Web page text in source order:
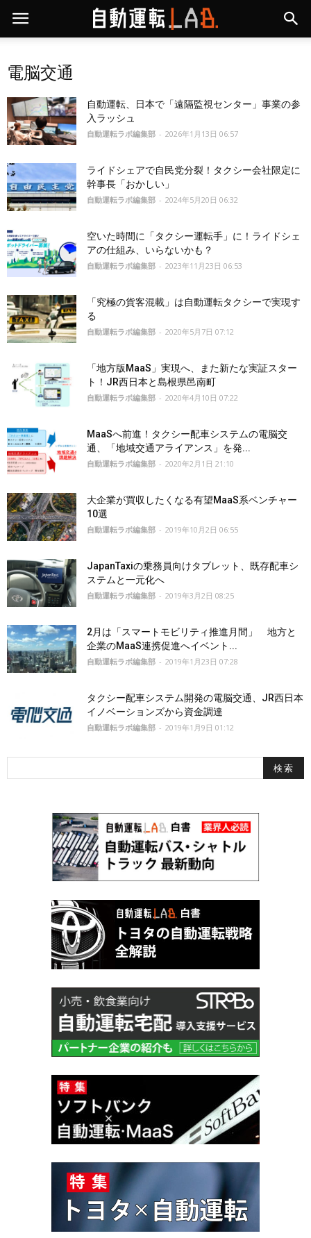
電脳交通
自動運転、日本で「遠隔監視センター」事業の参
入ラッシュ
自動運転ラボ編集部 - 2026年1月13日 06:57
ライドシェアで自民党分裂！タクシー会社限定に
幹事長「おかしい」
自動運転ラボ編集部 - 2024年5月20日 06:32
空いた時間に「タクシー運転手」に！ライドシェ
アの仕組み、いらないかも？
自動運転ラボ編集部 - 2023年11月23日 06:53
「究極の貨客混載」は自動運転タクシーで実現す
る
自動運転ラボ編集部 - 2020年5月7日 07:12
「地方版MaaS」実現へ、また新たな実証スター
ト！JR西日本と島根県邑南町
自動運転ラボ編集部 - 2020年4月10日 07:22
MaaSへ前進！タクシー配車システムの電脳交
通、「地域交通アライアンス」を発...
自動運転ラボ編集部 - 2020年2月1日 21:10
大企業が買収したくなる有望MaaS系ベンチャー
10選
自動運転ラボ編集部 - 2019年10月2日 06:55
JapanTaxiの乗務員向けタブレット、既存配車シ
ステムと一元化へ
自動運転ラボ編集部 - 2019年3月2日 08:25
2月は「スマートモビリティ推進月間」 地方と
企業のMaaS連携促進へイベント...
自動運転ラボ編集部 - 2019年1月23日 07:28
タクシー配車システム開発の電脳交通、JR西日本
イノベーションズから資金調達
自動運転ラボ編集部 - 2019年1月9日 01:12